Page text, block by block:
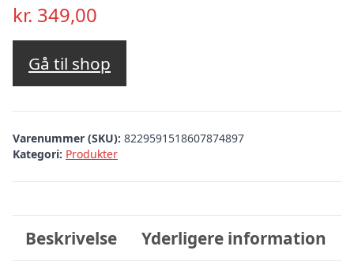
kr. 349,00
Gå til shop
Varenummer (SKU): 8229591518607874897
Kategori: Produkter
Beskrivelse Yderligere information